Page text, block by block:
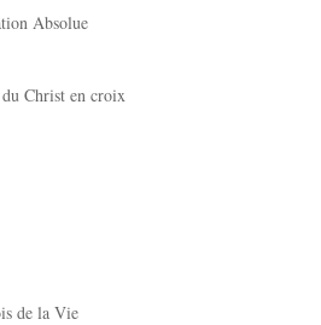
Absolue
Christ en croix
de la Vie